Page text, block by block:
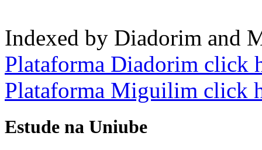
Indexed by Diadorim and
Plataforma Diadorim click
Plataforma Miguilim click
Estude na Uniube